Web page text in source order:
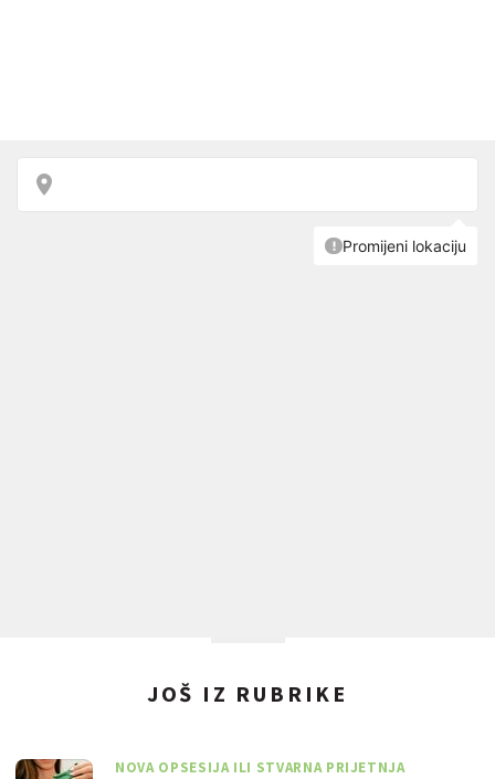
JOŠ IZ RUBRIKE
NOVA OPSESIJA ILI STVARNA PRIJETNJA